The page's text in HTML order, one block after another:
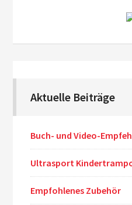
Aktuelle Beiträge
Buch- und Video-
Ultrasport
Empfohlenes Zubehör